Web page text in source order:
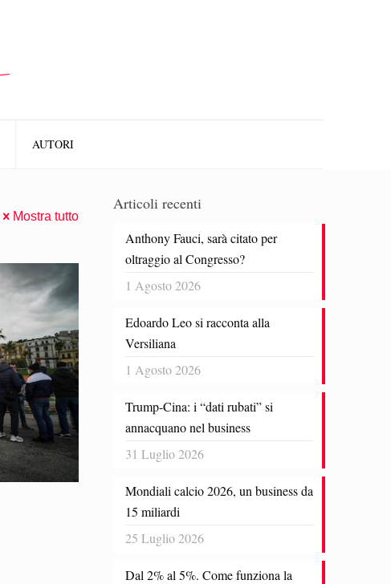
AUTORI
Mostra tutto
Articoli recenti
Anthony Fauci, sarà citato per
oltraggio al Congresso?
1 Agosto 2026
Edoardo Leo si racconta alla
Versiliana
1 Agosto 2026
Trump-Cina: i “dati rubati” si
annacquano nel business
31 Luglio 2026
Mondiali calcio 2026, un business da
15 miliardi
25 Luglio 2026
Dal 2% al 5%. Come funziona la